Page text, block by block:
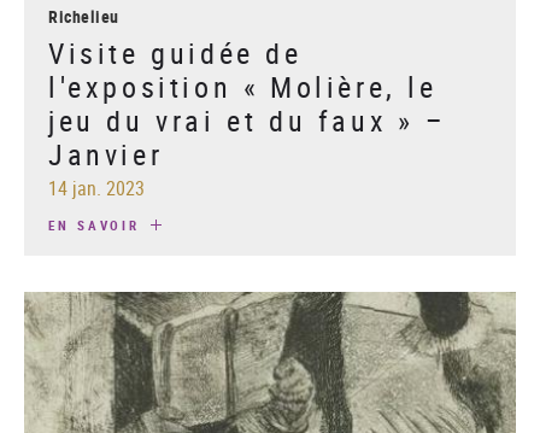
Richelieu
Visite guidée de
l'exposition « Molière, le
jeu du vrai et du faux » –
Janvier
14 jan. 2023
EN SAVOIR